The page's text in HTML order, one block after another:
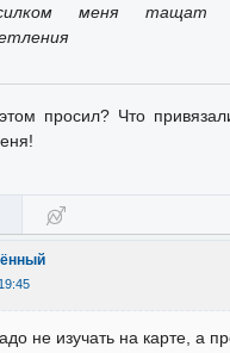
меня тащат к
просил? Что
не изучать на карте, а